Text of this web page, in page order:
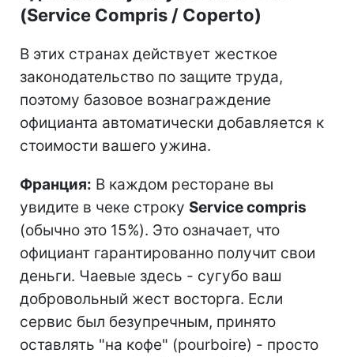
(Service Compris / Coperto)
В этих странах действует жесткое
законодательство по защите труда,
поэтому базовое вознаграждение
официанта автоматически добавляется к
стоимости вашего ужина.
Франция: В каждом ресторане вы
увидите в чеке строку Service compris
(обычно это 15%). Это означает, что
официант гарантированно получит свои
деньги. Чаевые здесь - сугубо ваш
добровольный жест восторга. Если
сервис был безупречным, принято
оставлять "на кофе" (pourboire) - просто